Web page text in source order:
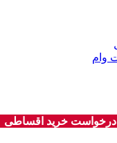
وام
درخواست خرید اقساطی